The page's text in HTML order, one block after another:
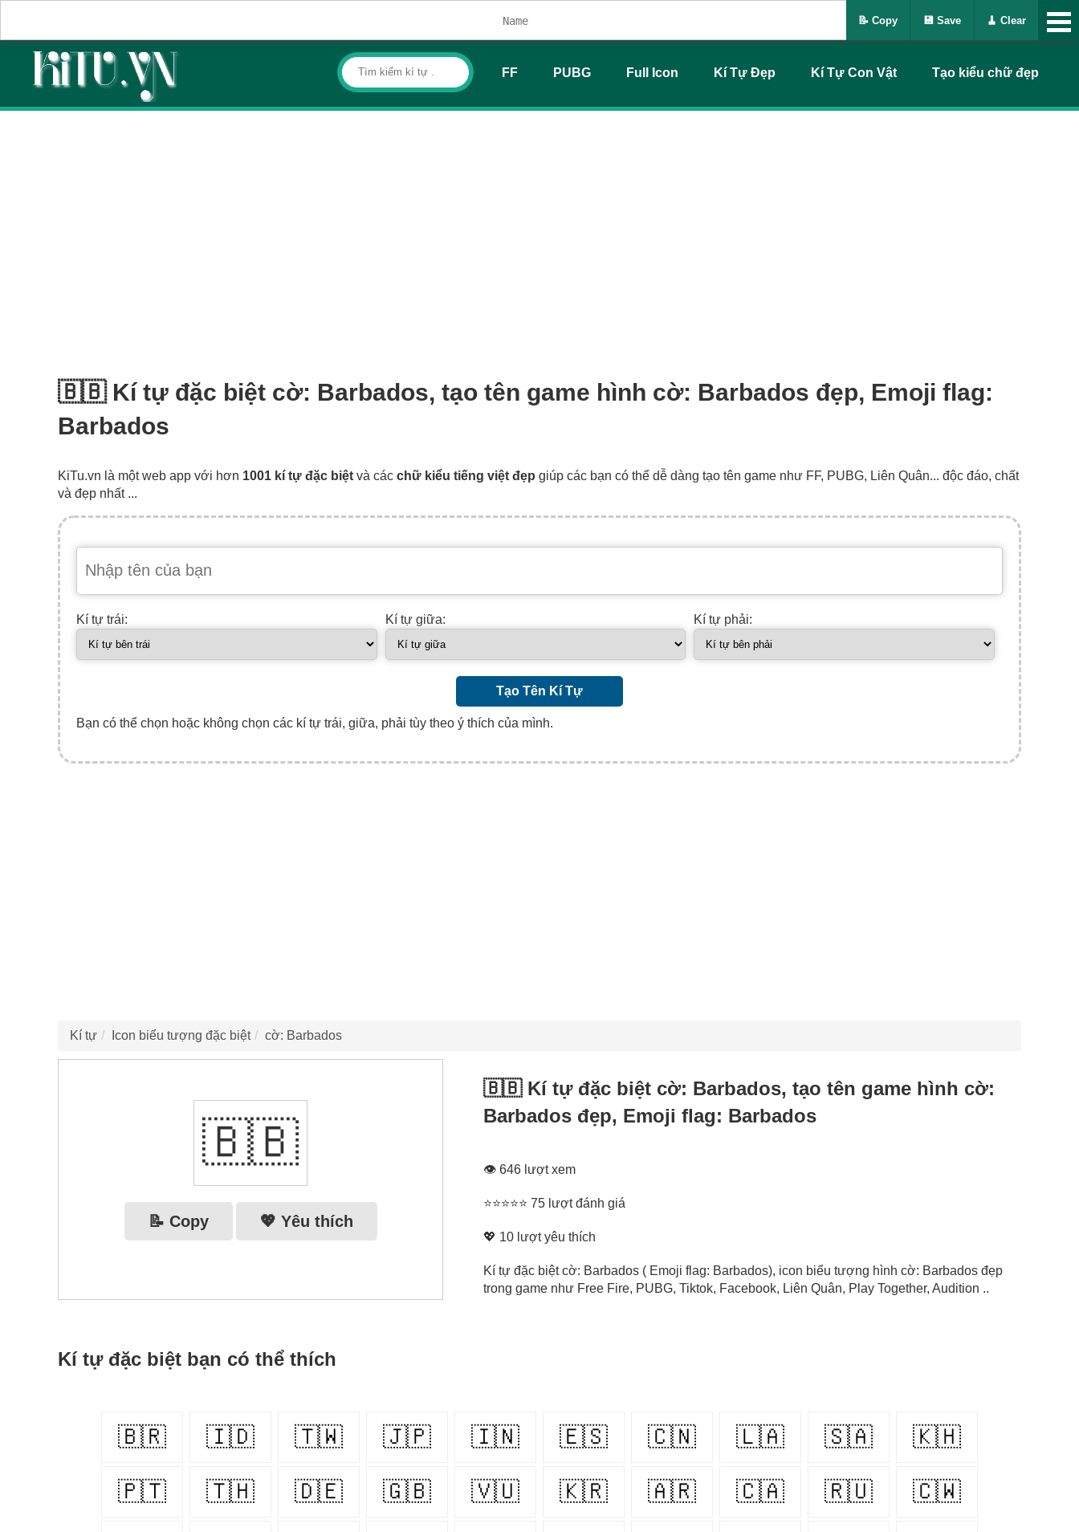
FF PUBG Full Icon Kí Tự Đẹp Kí Tự Con Vật Tạo kiểu chữ đẹp
🇧🇧 Kí tự đặc biệt cờ: Barbados, tạo tên game hình cờ: Barbados đẹp, Emoji flag:
Barbados
KiTu.vn là một web app với hơn 1001 kí tự đặc biệt và các chữ kiểu tiếng việt đẹp giúp các bạn có thể dễ dàng tạo tên game như FF, PUBG, Liên Quân... độc đáo, chất
và đẹp nhất ...
Kí tự trái: Kí tự giữa: Kí tự phải:
Tạo Tên Kí Tự
Bạn có thể chọn hoặc không chọn các kí tự trái, giữa, phải tùy theo ý thích của mình.
Kí tự Icon biểu tượng đặc biệt cờ: Barbados
🇧🇧
📝 Copy 💖 Yêu thích
🇧🇧 Kí tự đặc biệt cờ: Barbados, tạo tên game hình cờ:
Barbados đẹp, Emoji flag: Barbados
👁 646 lượt xem
⭐⭐⭐⭐⭐ 75 lượt đánh giá
💖 10 lượt yêu thích
Kí tự đặc biệt cờ: Barbados ( Emoji flag: Barbados), icon biểu tượng hình cờ: Barbados đẹp
trong game như Free Fire, PUBG, Tiktok, Facebook, Liên Quân, Play Together, Audition ..
Kí tự đặc biệt bạn có thể thích
🇧🇷 🇮🇩 🇹🇼 🇯🇵 🇮🇳 🇪🇸 🇨🇳 🇱🇦 🇸🇦 🇰🇭
🇵🇹 🇹🇭 🇩🇪 🇬🇧 🇻🇺 🇰🇷 🇦🇷 🇨🇦 🇷🇺 🇨🇼
📝 Copy 💾 Save 🧹 Clear